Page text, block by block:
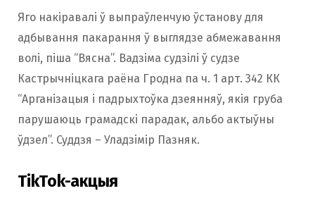
Яго накіравалі ў выпраўленчую ўстанову для
адбывання пакарання ў выглядзе абмежавання
волі, піша “Вясна”. Вадзіма судзілі ў судзе
Кастрычніцкага раёна Гродна па ч. 1 арт. 342 КК
“Арганізацыя і падрыхтоўка дзеянняў, якія груба
парушаюць грамадскі парадак, альбо актыўны
ўдзел”. Суддзя – Уладзімір Пазняк.
TikTok-акцыя